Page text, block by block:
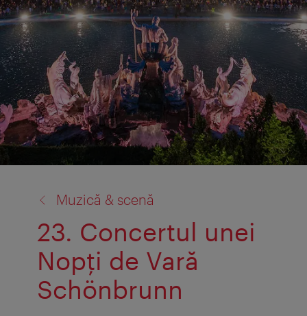
Muzică & scenă
23. Concertul unei
Nopți de Vară
Schönbrunn